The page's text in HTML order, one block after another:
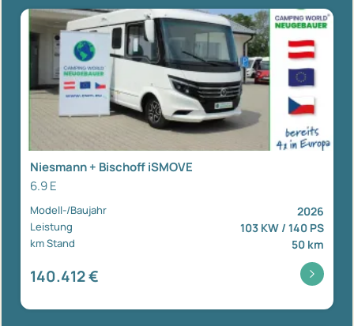
Niesmann + Bischoff iSMOVE
6.9 E
Modell-/Baujahr 2026
Leistung 103 KW / 140 PS
km Stand 50 km
140.412 €